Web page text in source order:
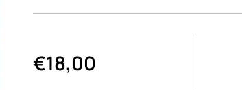
€18,00